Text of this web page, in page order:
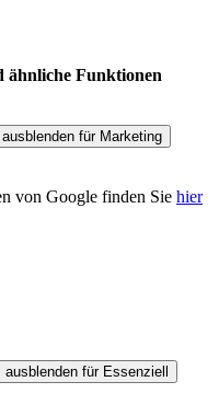
ähnliche Funktionen
für Marketing
von Google finden Sie hier
ausblenden für Essenziell